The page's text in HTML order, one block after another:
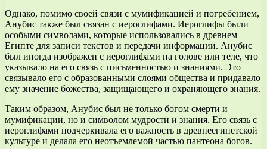
Однако, помимо своей связи с мумификацией и погребением,
Анубис также был связан с иероглифами. Иероглифы были
особыми символами, которые использовались в древнем
Египте для записи текстов и передачи информации. Анубис
был иногда изображен с иероглифами на голове или теле, что
указывало на его связь с письменностью и знаниями. Это
связывало его с образованными слоями общества и придавало
ему значение божества, защищающего и охраняющего знания.
Таким образом, Анубис был не только богом смерти и
мумификации, но и символом мудрости и знания. Его связь с
иероглифами подчеркивала его важность в древнеегипетской
культуре и делала его неотъемлемой частью пантеона богов.